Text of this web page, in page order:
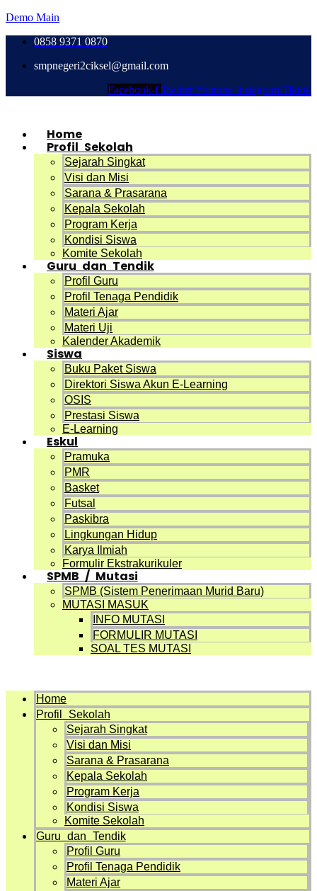
Demo Main
0858 9371 0870
smpnegeri2ciksel@gmail.com
Facebook-f TwitterYoutube Instagram Tiktok
Home
Profil Sekolah
Sejarah Singkat
Visi dan Misi
Sarana & Prasarana
Kepala Sekolah
Program Kerja
Kondisi Siswa
Komite Sekolah
Guru dan Tendik
Profil Guru
Profil Tenaga Pendidik
Materi Ajar
Materi Uji
Kalender Akademik
Siswa
Buku Paket Siswa
Direktori Siswa Akun E-Learning
OSIS
Prestasi Siswa
E-Learning
Eskul
Pramuka
PMR
Basket
Futsal
Paskibra
Lingkungan Hidup
Karya Ilmiah
Formulir Ekstrakurikuler
SPMB / Mutasi
SPMB (Sistem Penerimaan Murid Baru)
MUTASI MASUK
INFO MUTASI
FORMULIR MUTASI
SOAL TES MUTASI
Home
Profil Sekolah
Sejarah Singkat
Visi dan Misi
Sarana & Prasarana
Kepala Sekolah
Program Kerja
Kondisi Siswa
Komite Sekolah
Guru dan Tendik
Profil Guru
Profil Tenaga Pendidik
Materi Ajar